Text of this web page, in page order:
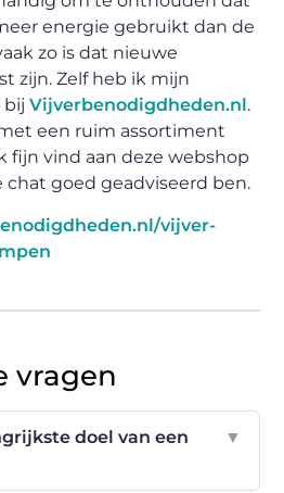
energie gebruikt dan de
zo is dat nieuwe
zijn. Zelf heb ik mijn
bijVijverbenodigdheden.nl.
een ruim assortiment
fijn vind aan deze webshop
chat goed geadviseerd ben.
vijver-
vragen
doel van een
▼